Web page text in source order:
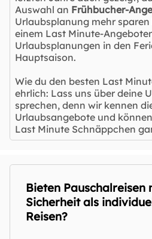
Auswahl an Frühbucher-
Urlaubsplanung mehr
einem Last Minute-
Urlaubsplanungen in den
Hauptsaison.
Wie du den besten Last
ehrlich: Lass uns über deine
sprechen, denn wir kennen
Urlaubsangebote und
Last Minute Schnäppchen
Bieten Pauschalreisen
Sicherheit als
Reisen?